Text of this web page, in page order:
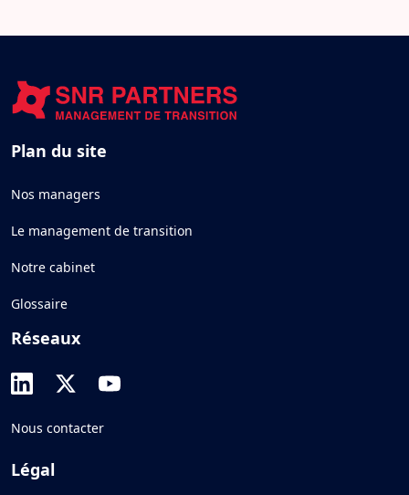
Plan du site
Nos managers
Le management de transition
Notre cabinet
Glossaire
Réseaux
Nous contacter
Légal